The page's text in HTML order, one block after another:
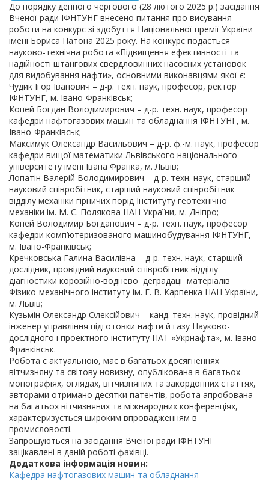
До порядку денного чергового (28 лютого 2025 р.) засідання
Вченої ради ІФНТУНГ внесено питання про висування
роботи на конкурс зі здобуття Національної премії України
імені Бориса Патона 2025 року. На конкурс подається
науково-технічна робота «Підвищення ефективності та
надійності штангових свердловинних насосних установок
для видобування нафти», основними виконавцями якої є:
Чудик Ігор Іванович – д-р. техн. наук, професор, ректор
ІФНТУНГ, м. Івано-Франківськ;
Копей Богдан Володимирович – д-р. техн. наук, професор
кафедри нафтогазових машин та обладнання ІФНТУНГ, м.
Івано-Франківськ;
Максимук Олександр Васильович – д-р. ф.-м. наук, професор
кафедри вищої математики Львівського національного
університету імені Івана Франка, м. Львів;
Лопатін Валерій Володимирович – д-р. техн. наук, старший
науковий співробітник, старший науковий співробітник
відділу механіки гірничих порід Інституту геотехнічної
механіки ім. М. С. Полякова НАН України, м. Дніпро;
Копей Володимир Богданович – д-р. техн. наук, професор
кафедри комп’ютеризованого машинобудування ІФНТУНГ,
м. Івано-Франківськ;
Кречковська Галина Василівна – д-р. техн. наук, старший
дослідник, провідний науковий співробітник відділу
діагностики корозійно-водневої деградації матеріалів
Фізико-механічного інституту ім. Г. В. Карпенка НАН України,
м. Львів;
Кузьмін Олександр Олексійович – канд. техн. наук, провідний
інженер управління підготовки нафти й газу Науково-
дослідного і проектного інституту ПАТ «Укрнафта», м. Івано-
Франківськ.
Робота є актуальною, має в багатьох досягненнях
вітчизняну та світову новизну, опублікована в багатьох
монографіях, оглядах, вітчизняних та закордонних статтях,
авторами отримано десятки патентів, робота апробована
на багатьох вітчизняних та міжнародних конференціях,
характеризується широким впровадженням в
промисловості.
Запрошуються на засідання Вченої ради ІФНТУНГ
зацікавлені в даній роботі фахівці.
Додаткова інформація новин:
Кaфедра нафтогазових машин та обладнання